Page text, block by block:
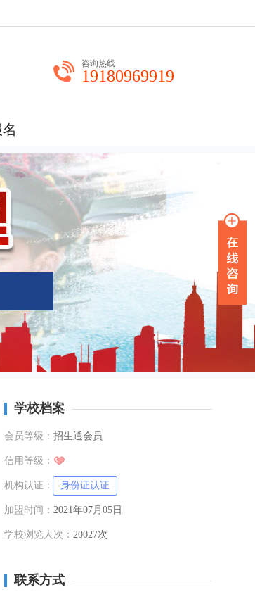
咨询热线
19180969919
学校档案
会员等级： 招生通会员
信用等级：
机构认证： 身份证认证
加盟时间： 2021年07月05日
学校浏览人次： 20027次
联系方式